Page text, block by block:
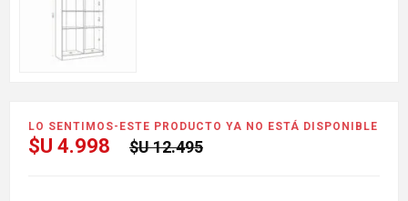
LO SENTIMOS-ESTE PRODUCTO YA NO ESTÁ DISPONIBLE
$U 4.998 $U 12.495